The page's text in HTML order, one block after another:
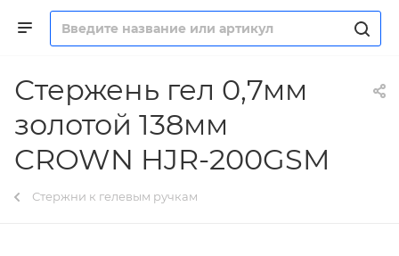
Стержень гел 0,7мм
золотой 138мм
CROWN HJR-200GSM
Стержни к гелевым ручкам